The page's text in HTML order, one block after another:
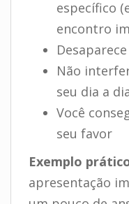
específico
encontro
Não
seu dia a
Você
seu favor
Exemplo
apresentação